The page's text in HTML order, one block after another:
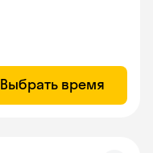
Выбрать время